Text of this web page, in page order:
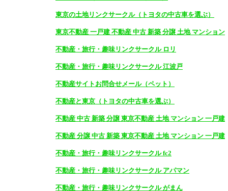
東京の土地リンクサークル（トヨタの中古車を選ぶ）
東京不動産 一戸建 不動産 中古 新築 分譲 土地 マンション
不動産・旅行・趣味リンクサークル ロリ
不動産・旅行・趣味リンクサークル 江波戸
不動産サイトお問合せメール（ペット）
不動産と東京（トヨタの中古車を選ぶ）
不動産 中古 新築 分譲 東京不動産 土地 マンション 一戸建
不動産 分譲 中古 新築 東京不動産 土地 マンション 一戸建
不動産・旅行・趣味リンクサークル fc2
不動産・旅行・趣味リンクサークル アパマン
不動産・旅行・趣味リンクサークル がまん